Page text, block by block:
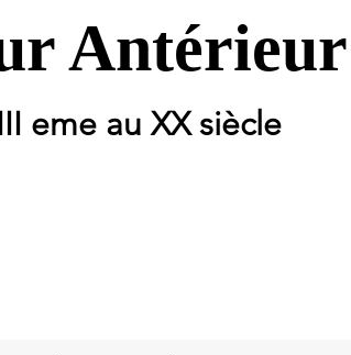
Antérieur
eme au XX siècle